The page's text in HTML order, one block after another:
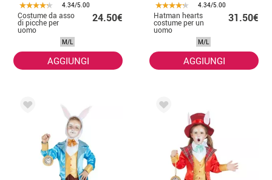
4.34/5.00
Costume da asso
di picche per
uomo
24.50€
M/L
AGGIUNGI
4.34/5.00
Hatman hearts
costume per un
uomo
31.50€
M/L
AGGIUNGI